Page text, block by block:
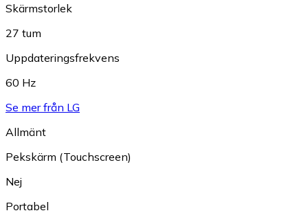
Skärmstorlek
27 tum
Uppdateringsfrekvens
60 Hz
Se mer från LG
Allmänt
Pekskärm (Touchscreen)
Nej
Portabel